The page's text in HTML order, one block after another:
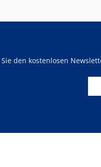
den kostenlosen